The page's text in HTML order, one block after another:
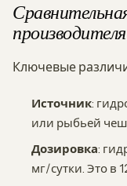
производителя
Ключевые
Источник:
или рыбьей
Дозировка:
мг/сутки. Это в